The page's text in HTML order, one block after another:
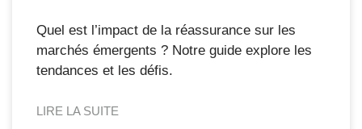
Quel est l’impact de la réassurance sur les
marchés émergents ? Notre guide explore les
tendances et les défis.
LIRE LA SUITE